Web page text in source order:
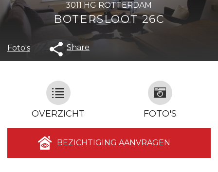
3011 HG ROTTERDAM
BOTERSLOOT 26C
Foto's Share
OVERZICHT FOTO'S
BEZICHTIGING AANVRAGEN